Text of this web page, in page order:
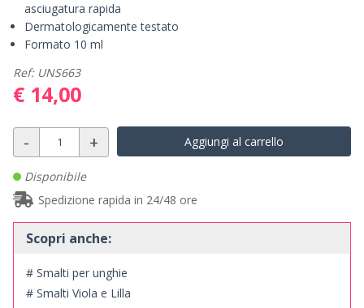
asciugatura rapida
Dermatologicamente testato
Formato 10 ml
Ref: UNS663
€ 14,00
- + Aggiungi al carrello
Disponibile
Spedizione rapida in 24/48 ore
Scopri anche:
# Smalti per unghie
# Smalti Viola e Lilla